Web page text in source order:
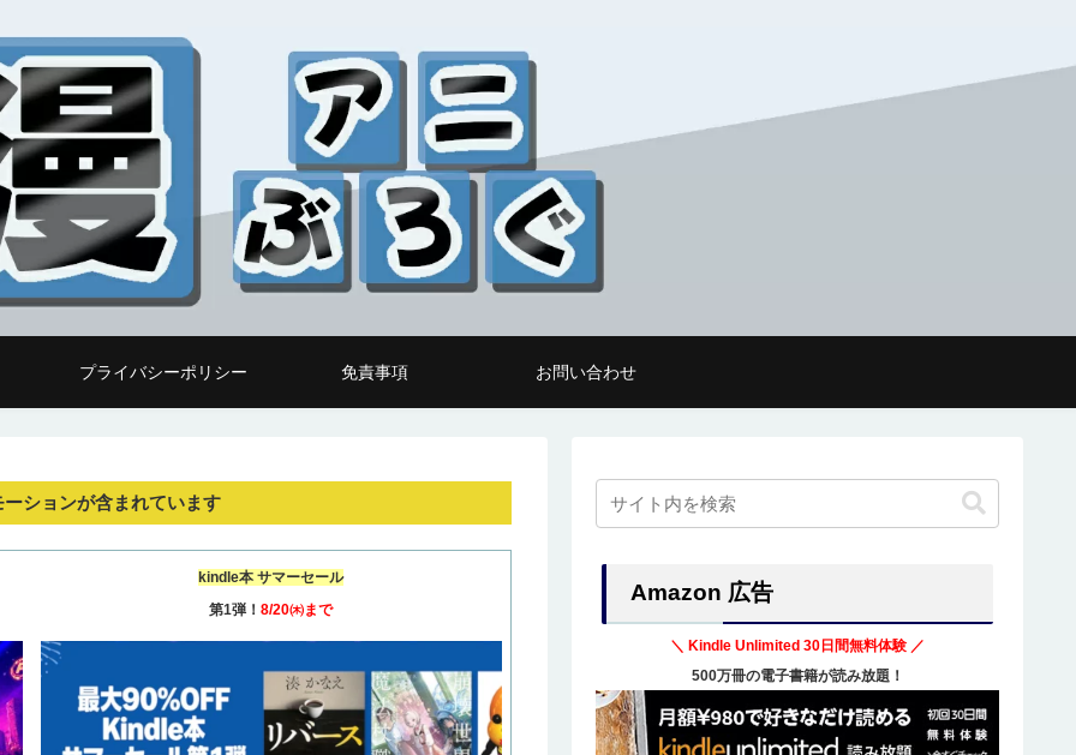
プライバシーポリシー 免責事項 お問い合わせ
ションが含まれています
kindle本 サマーセール
第1弾！ 8/20㈭まで
Amazon 広告
＼ Kindle Unlimited 30日間無料体験 ／
500万冊の電子書籍が読み放題！